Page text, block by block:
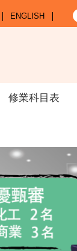
ENGLISH
修業科目表